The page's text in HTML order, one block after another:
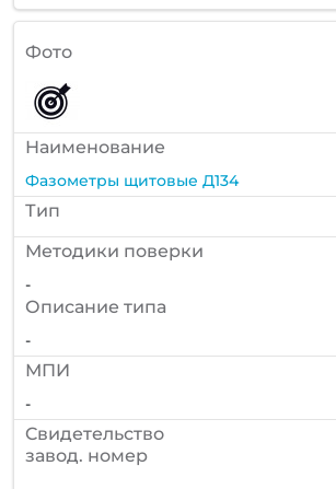
Фото
Наименование
Фазометры щитовые Д134
Тип
Методики поверки
-
Описание типа
-
МПИ
-
Cвидетельство
завод. номер